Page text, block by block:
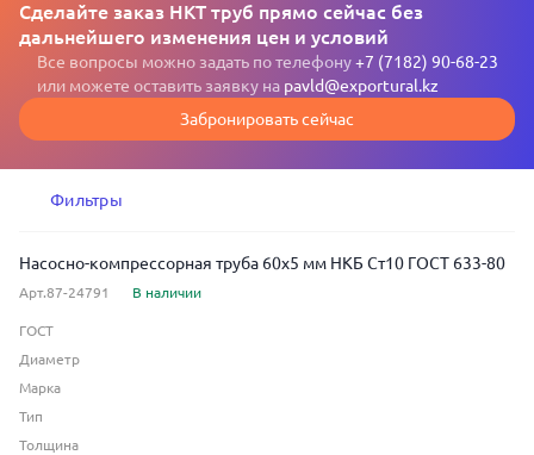
Сделайте заказ НКТ труб прямо сейчас без
дальнейшего изменения цен и условий
Все вопросы можно задать по телефону+7 (7182) 90-68-23
или можете оставить заявку на pavld@exportural.kz
Забронировать сейчас
Фильтры
Насосно-компрессорная труба 60x5 мм НКБ Ст10 ГОСТ 633-80
Арт.87-24791 В наличии
ГОСТ
Диаметр
Марка
Тип
Толщина